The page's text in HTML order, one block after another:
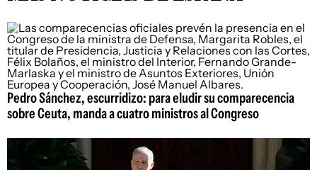
Pedro Sánchez, escurridizo: para eludir su comparecencia
sobre Ceuta, manda a cuatro ministros al Congreso